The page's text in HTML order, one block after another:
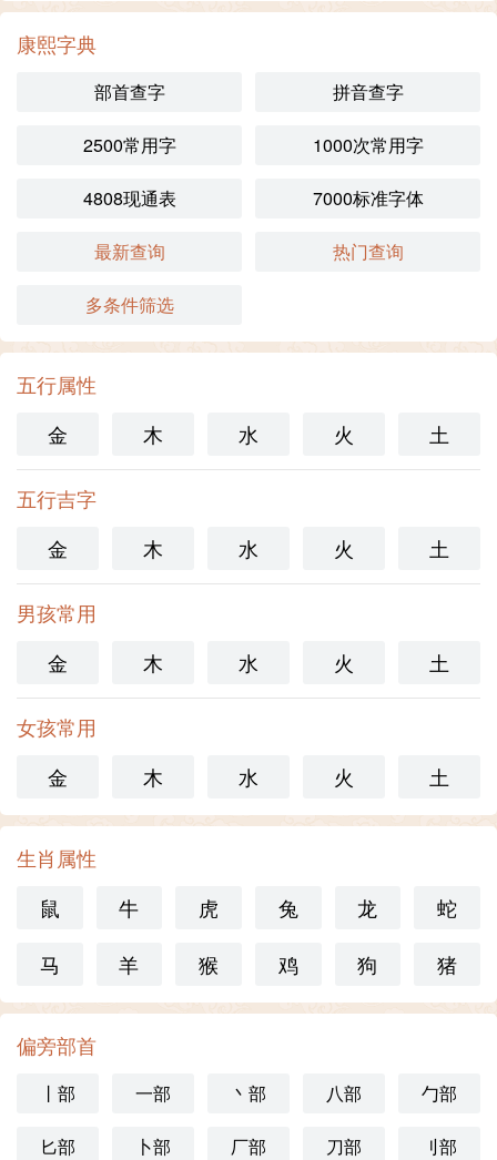
康熙字典
部首查字 拼音查字
2500常用字 1000次常用字
4808现通表 7000标准字体
最新查询 热门查询
多条件筛选
五行属性
金
木 水 火 土
五行吉字
金
木 水 火 土
男孩常用
金
木 水 火 土
女孩常用
金
木 水 火 土
生肖属性
鼠
牛 虎 兔 龙
蛇
马
羊 猴 鸡 狗 猪
偏旁部首
丨部 一部 丶部 八部 勹部
匕部 卜部 厂部 刀部 刂部